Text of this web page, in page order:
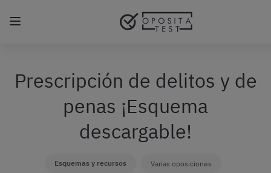
Regístrate gratis
Prescripción de delitos y de
penas ¡Esquema
descargable!
Esquemas y recursos Varias oposiciones